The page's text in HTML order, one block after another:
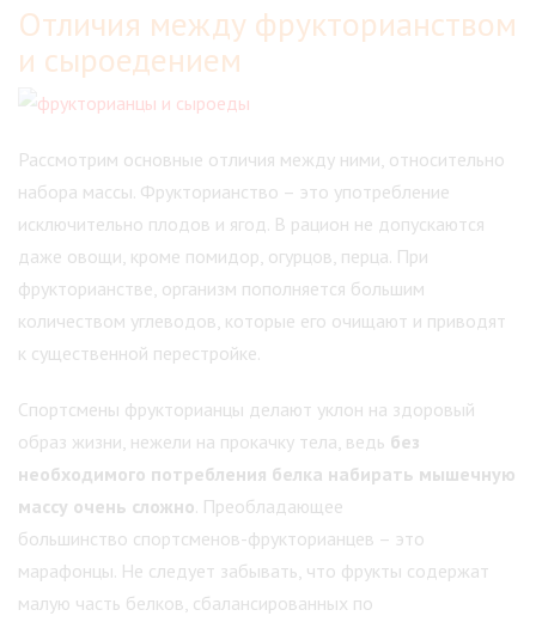
Отличия между фрукторианством
и сыроедением
Рассмотрим основные отличия между ними, относительно
набора массы. Фрукторианство – это употребление
исключительно плодов и ягод. В рацион не допускаются
даже овощи, кроме помидор, огурцов, перца. При
фрукторианстве, организм пополняется большим
количеством углеводов, которые его очищают и приводят
к существенной перестройке.
Спортсмены фрукторианцы делают уклон на здоровый
образ жизни, нежели на прокачку тела, ведь без
необходимого потребления белка набирать мышечную
массу очень сложно. Преобладающее
большинство спортсменов-фрукторианцев – это
марафонцы. Не следует забывать, что фрукты содержат
малую часть белков, сбалансированных по